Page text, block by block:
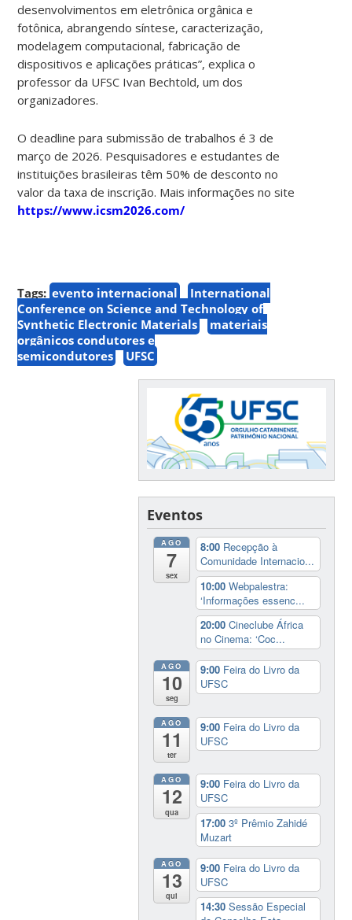
desenvolvimentos em eletrônica orgânica e
fotônica, abrangendo síntese, caracterização,
modelagem computacional, fabricação de
dispositivos e aplicações práticas”, explica o
professor da UFSC Ivan Bechtold, um dos
organizadores.
O deadline para submissão de trabalhos é 3 de
março de 2026. Pesquisadores e estudantes de
instituições brasileiras têm 50% de desconto no
valor da taxa de inscrição. Mais informações no site
https://www.icsm2026.com/
Tags: evento internacional
International
Conference on Science and Technology of
Synthetic Electronic Materials
materiais
orgânicos condutores e
semicondutores
UFSC
Eventos
AGO
7
sex
8:00 Recepção à
Comunidade Internacio...
10:00Webpalestra:
‘Informações essenc...
20:00Cineclube África
no Cinema: ‘Coc...
AGO
10
seg
9:00 Feira do Livro da
UFSC
AGO
11
ter
9:00 Feira do Livro da
UFSC
AGO
12
qua
9:00 Feira do Livro da
UFSC
17:003º Prêmio Zahidé
Muzart
AGO
13
qui
9:00 Feira do Livro da
UFSC
14:30Sessão Especial